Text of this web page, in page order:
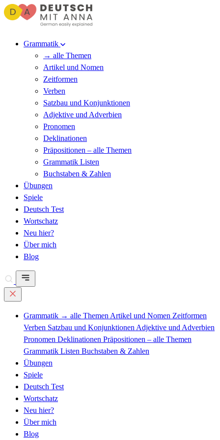
Grammatik
→ alle Themen
Artikel und Nomen
Zeitformen
Verben
Satzbau und Konjunktionen
Adjektive und Adverbien
Pronomen
Deklinationen
Präpositionen – alle Themen
Grammatik Listen
Buchstaben & Zahlen
Übungen
Spiele
Deutsch Test
Wortschatz
Neu hier?
Über mich
Blog
Grammatik → alle Themen Artikel und Nomen Zeitformen
Verben Satzbau und Konjunktionen Adjektive und Adverbien
Pronomen Deklinationen Präpositionen – alle Themen
Grammatik Listen Buchstaben & Zahlen
Übungen
Spiele
Deutsch Test
Wortschatz
Neu hier?
Über mich
Blog